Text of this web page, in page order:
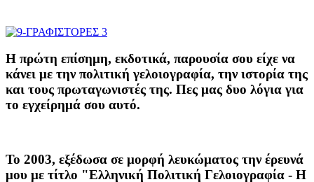
Η πρώτη επίσημη, εκδοτικά, παρουσία σου είχε να
κάνει με την πολιτική γελοιογραφία, την ιστορία της
και τους πρωταγωνιστές της. Πες μας δυο λόγια για
το εγχείρημά σου αυτό.
Το 2003, εξέδωσα σε μορφή λευκώματος την έρευνά
μου με τίτλο "Ελληνική Πολιτική Γελοιογραφία - Η